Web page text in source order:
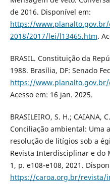
de 2016. Disponível em:
https://www.planalto.gov.br/
2018/2017/lei/l13465.htm.
BRASIL. Constituição da
1988. Brasília, DF: Senado
https://
Acesso em: 16 jan. 2025.
BRASILEIRO, S. H.; CAIANA,
Conciliação ambiental: Uma
resolução de litígios sob a
Revista Interdisciplinar e do
1, p. e108-e108, 2021.
https://caroa.org.br/revista/